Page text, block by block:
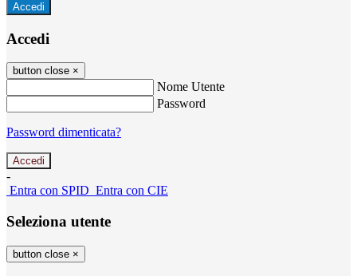
Accedi
Accedi
button close ×
Nome Utente
Password
Password dimenticata?
-
Entra con SPID Entra con CIE
Seleziona utente
button close ×